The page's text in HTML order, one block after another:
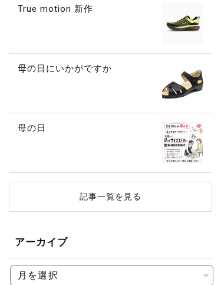
True motion 新作
母の日にいかがですか
母の日
記事一覧を見る
アーカイブ